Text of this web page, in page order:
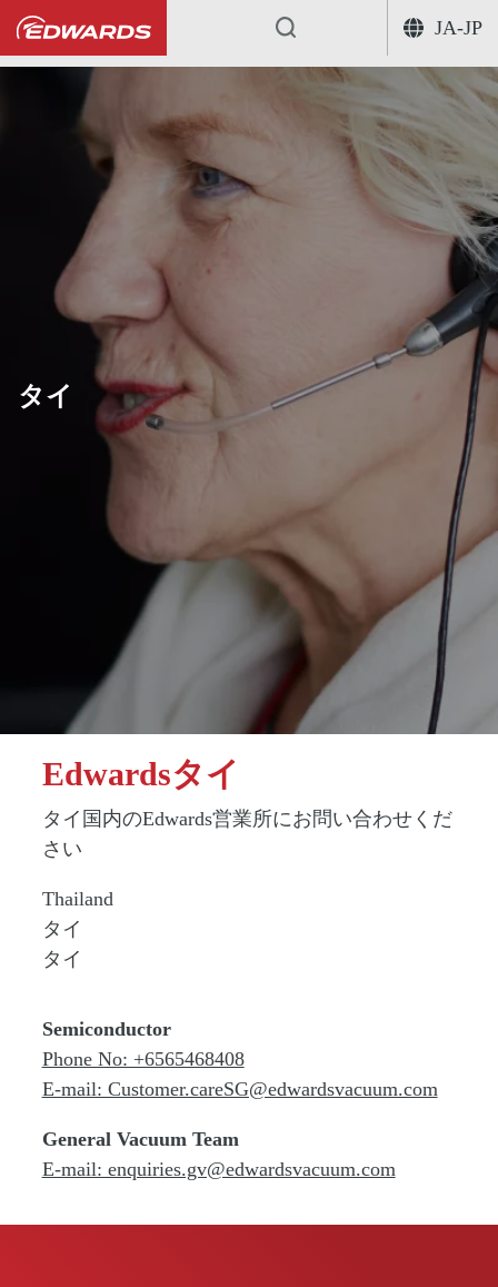
JA-JP
...
タイ
Edwardsタイ
タイ国内のEdwards営業所にお問い合わせくだ
さい
Thailand
タイ
タイ
Semiconductor
Phone No: +6565468408
E-mail: Customer.careSG@edwardsvacuum.com
General Vacuum Team
E-mail: enquiries.gv@edwardsvacuum.com